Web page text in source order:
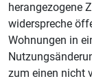
herangezogene
widerspreche
Wohnungen in
zum einen nicht